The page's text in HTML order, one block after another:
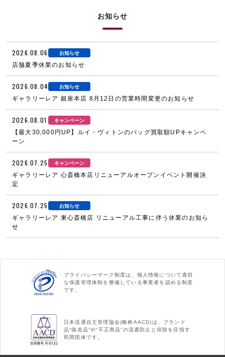
お知らせ
2026.08.06 お知らせ
店舗夏季休業のお知らせ
2026.08.04 お知らせ
ギャラリーレア 銀座本店 8月12日の営業時間変更のお知らせ
2026.08.01 キャンペーン
【最大30,000円UP】ルイ・ヴィトンのバッグ買取額UPキャンペ
ーン
2026.07.25 キャンペーン
ギャラリーレア 心斎橋本店リニューアルオープンイベント開催決
定
2026.07.25 お知らせ
ギャラリーレア 東心斎橋店 リニューアル工事に伴う休業のお知ら
せ
プライバシーマーク制度は、個人情報について適切
な保護管理体制を整備している事業者を認める制度
です。
日本流通自主管理協会(略称AACD)は、ブランド
品“偽造品”や“不正商品”の流通防止と排除を目指す
民間団体です。